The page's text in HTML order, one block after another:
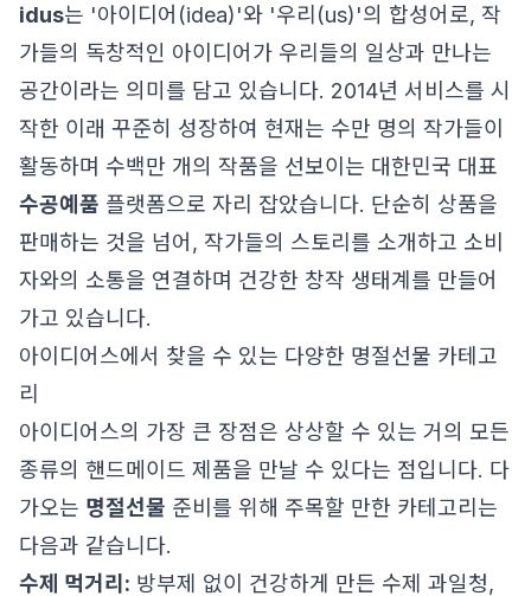
idus는 '아이디어(idea)'와 '우리(us)'의 합성어로, 작
가들의 독창적인 아이디어가 우리들의 일상과 만나는
공간이라는 의미를 담고 있습니다. 2014년 서비스를 시
작한 이래 꾸준히 성장하여 현재는 수만 명의 작가들이
활동하며 수백만 개의 작품을 선보이는 대한민국 대표
수공예품 플랫폼으로 자리 잡았습니다. 단순히 상품을
판매하는 것을 넘어, 작가들의 스토리를 소개하고 소비
자와의 소통을 연결하며 건강한 창작 생태계를 만들어
가고 있습니다.
아이디어스에서 찾을 수 있는 다양한 명절선물 카테고
리
아이디어스의 가장 큰 장점은 상상할 수 있는 거의 모든
종류의 핸드메이드 제품을 만날 수 있다는 점입니다. 다
가오는 명절선물 준비를 위해 주목할 만한 카테고리는
다음과 같습니다.
수제 먹거리: 방부제 없이 건강하게 만든 수제 과일청,